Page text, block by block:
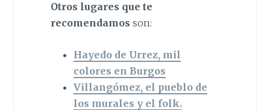
Otros lugares que te
recomendamos son:
Hayedo de Urrez, mil
colores en Burgos
Villangómez, el pueblo de
los murales y el folk.